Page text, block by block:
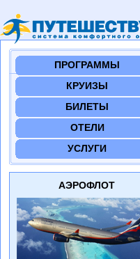
ПРОГРАММЫ
КРУИЗЫ
БИЛЕТЫ
ОТЕЛИ
УСЛУГИ
АЭРОФЛОТ